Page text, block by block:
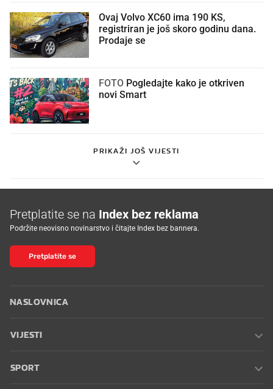
Ovaj Volvo XC60 ima 190 KS,
registriran je još skoro godinu dana.
Prodaje se
FOTO
novi Smart
PRIKAŽI JOŠ VIJESTI
Pretplatite se na Index bez reklama
Podržite neovisno novinarstvo i čitajte Index bez bannera.
Pretplatite se
NASLOVNICA
VIJESTI
SPORT